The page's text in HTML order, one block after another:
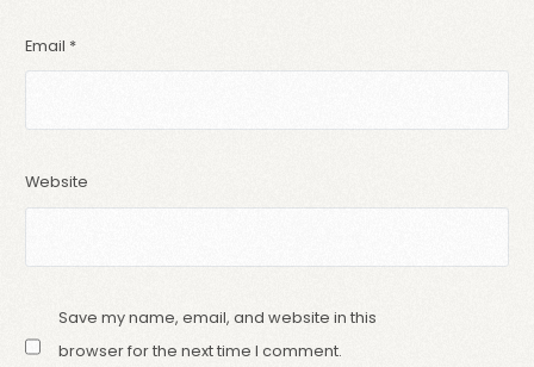
Email *
Website
Save my name, email, and website in this
browser for the next time I comment.